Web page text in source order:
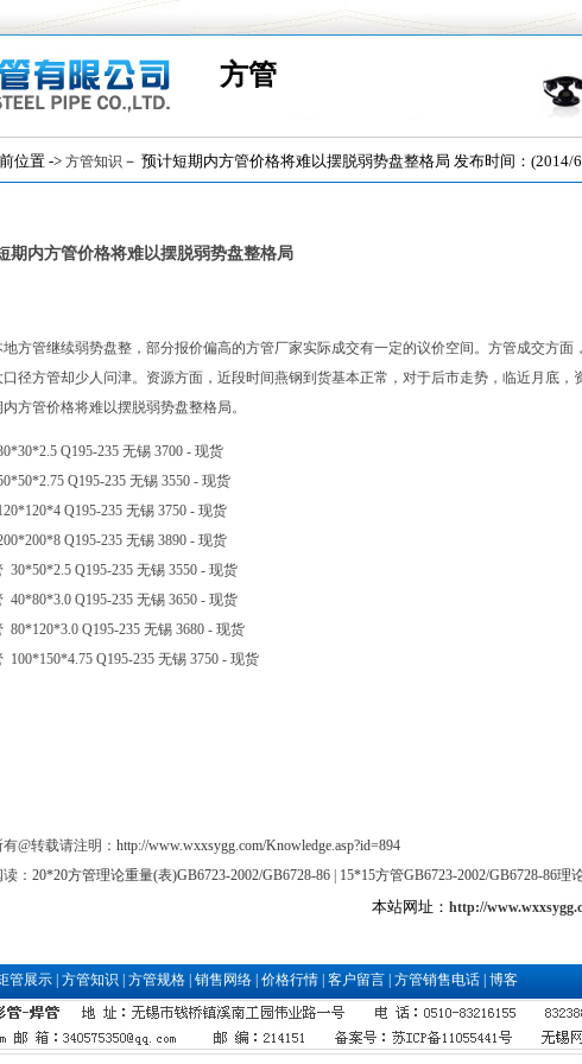
方管
置 -> 方管知识 － 预计短期内方管价格将难以摆脱弱势盘整格局 发布时间：(2014/
期内方管价格将难以摆脱弱势盘整格局
地方管继续弱势盘整，部分报价偏高的方管厂家实际成交有一定的议价空间。方管成交方
口径方管却少人问津。资源方面，近段时间燕钢到货基本正常，对于后市走势，临近月底
方管价格将难以摆脱弱势盘整格局。
Q195-235 无锡 3700 - 现货
Q195-235 无锡 3550 - 现货
Q195-235 无锡 3750 - 现货
Q195-235 无锡 3890 - 现货
30*50*2.5 Q195-235 无锡 3550 - 现货
40*80*3.0 Q195-235 无锡 3650 - 现货
80*120*3.0 Q195-235 无锡 3680 - 现货
100*150*4.75 Q195-235 无锡 3750 - 现货
@转载请注明： http://www.wxxsygg.com/Knowledge.asp?id=894
： 20*20方管理论重量(表)GB6723-2002/GB6728-86| 15*15方管GB6723-2002/GB6728-86理
本站网址： http://
管展示 方管知识 方管规格 销售网络 价格行情 客户留言 方管销售电话 博客